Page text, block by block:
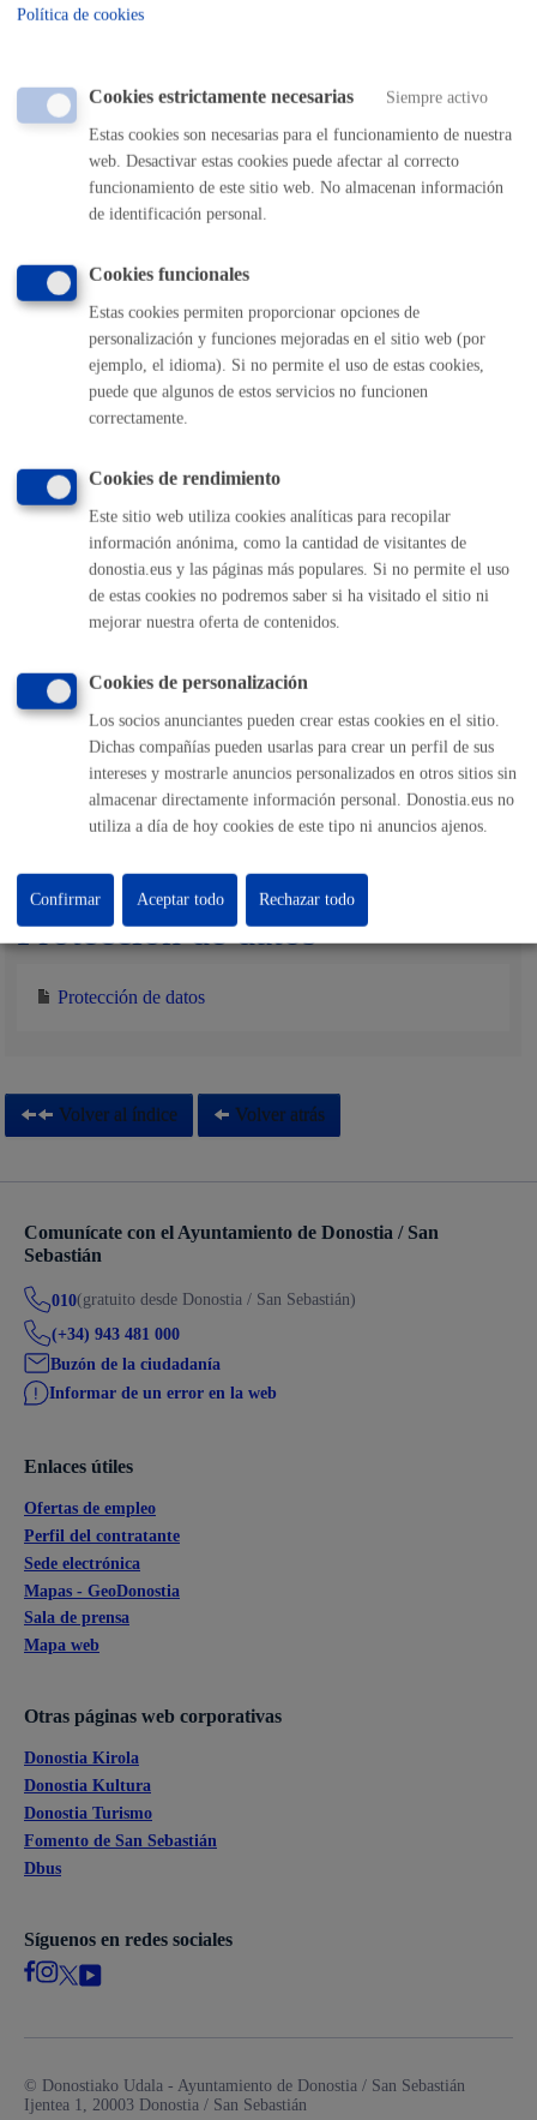
Precios públicos de la Escuela Música y Danza a partir del
curso 2025-2026
Pasos del procedimiento
Registro de la solicitud
Aceptación o denegación de la solicitud
Notificación a la entidad o persona interesada.
Liquidación de precio público
Responsable de la tramitación
Entidad:
Trámites relacionados
carácter social
Otra información de interés
El criterio para aceptar o rechazar las solicitudes es la
Protección de datos
Protección de datos
Volver al índice Volver atrás
Comunícate con el Ayuntamiento de Donostia / San
Sebastián
010(gratuito desde Donostia / San Sebastián)
(+34) 943 481 000
Buzón de la ciudadanía
Informar de un error en la web
Enlaces útiles
Ofertas de empleo
Perfil del contratante
Sede electrónica
Mapas - GeoDonostia
Sala de prensa
Mapa web
Otras páginas web corporativas
Donostia Kirola
Donostia Kultura
Donostia Turismo
Fomento de San Sebastián
Dbus
Síguenos en redes sociales
© Donostiako Udala - Ayuntamiento de Donostia / San Sebastián
Ijentea 1, 20003 Donostia / San Sebastián
Política de cookies
Cookies estrictamente necesarias Siempre activo
Estas cookies son necesarias para el funcionamiento de nuestra
web. Desactivar estas cookies puede afectar al correcto
funcionamiento de este sitio web. No almacenan información
de identificación personal.
Cookies funcionales
Estas cookies permiten proporcionar opciones de
personalización y funciones mejoradas en el sitio web (por
ejemplo, el idioma). Si no permite el uso de estas cookies,
puede que algunos de estos servicios no funcionen
correctamente.
Cookies de rendimiento
Este sitio web utiliza cookies analíticas para recopilar
información anónima, como la cantidad de visitantes de
donostia.eus y las páginas más populares. Si no permite el uso
de estas cookies no podremos saber si ha visitado el sitio ni
mejorar nuestra oferta de contenidos.
Cookies de personalización
Los socios anunciantes pueden crear estas cookies en el sitio.
Dichas compañías pueden usarlas para crear un perfil de sus
intereses y mostrarle anuncios personalizados en otros sitios sin
almacenar directamente información personal. Donostia.eus no
utiliza a día de hoy cookies de este tipo ni anuncios ajenos.
Rechazar todo
Confirmar Aceptar todo